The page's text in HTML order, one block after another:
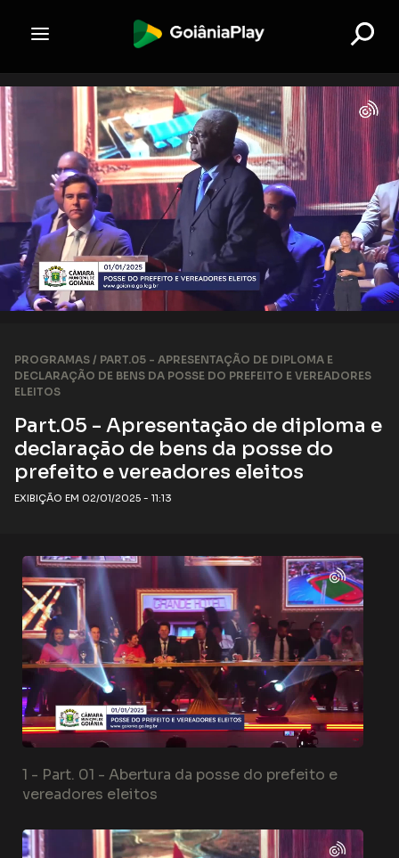
PROGRAMAS / PART.05 - APRESENTAÇÃO DE DIPLOMA E
DECLARAÇÃO DE BENS DA POSSE DO PREFEITO E VEREADORES
ELEITOS
Part.05 - Apresentação de diploma e
declaração de bens da posse do
prefeito e vereadores eleitos
EXIBIÇÃO EM 02/01/2025 - 11:13
1 - Part. 01 - Abertura da posse do prefeito e
vereadores eleitos